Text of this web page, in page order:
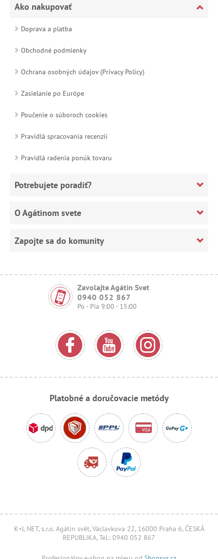
Ako nakupovať
Doprava a platba
Obchodné podmienky
Ochrana osobných údajov (Privacy Policy)
Zasielanie po Európe
Poučenie o súboroch cookies
Pravidlá spracovania recenzií
Pravidlá radenia ponúk tovaru
Potrebujete poradiť?
O Agátinom svete
Zapojte sa do komunity
Zavolajte Agátin Svet
0940 052 867
Po - Pia 9:00 - 15:00
Platobné a doručovacie metódy
K+L NET, s.r.o. Agátin svět, Václavkova 22, 16000 Praha 6, ČESKÁ
REPUBLIKA, Tel.: 0940 052 867